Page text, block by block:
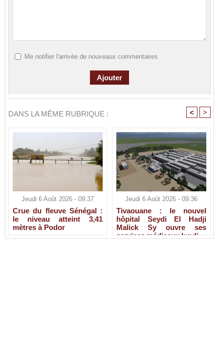
Me notifier l'arrivée de nouveaux commentaires
DANS LA MÊME RUBRIQUE : < >
Jeudi 6 Août 2026 - 09:37
Crue du fleuve Sénégal :
le niveau atteint 3,41
mètres à Podor
Jeudi 6 Août 2026 - 09:36
Tivaouane : le nouvel
hôpital Seydi El Hadji
Malick Sy ouvre ses
services médicaux lundi